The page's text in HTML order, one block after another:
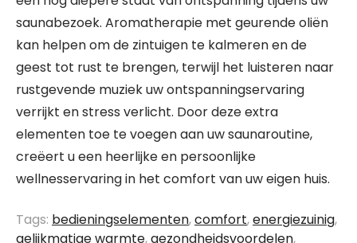
saunabezoek. Aromatherapie met geurende oliën
kan helpen om de zintuigen te kalmeren en de
geest tot rust te brengen, terwijl het luisteren naar
rustgevende muziek uw ontspanningservaring
verrijkt en stress verlicht. Door deze extra
elementen toe te voegen aan uw saunaroutine,
creëert u een heerlijke en persoonlijke
wellnesservaring in het comfort van uw eigen huis.
Tags: bedieningselementen,comfort,energiezuinig,
gelijkmatige warmte,gezondheidsvoordelen,